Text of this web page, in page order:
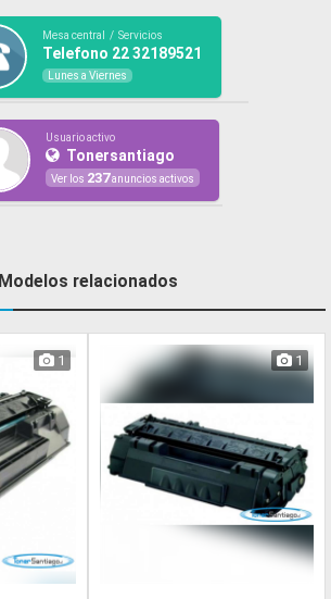
Mesa central / Servicios
Telefono 22 32189521
Lunes a Viernes
Usuario activo
Tonersantiago
Ver los 237anuncios activos
Modelos relacionados
1 1